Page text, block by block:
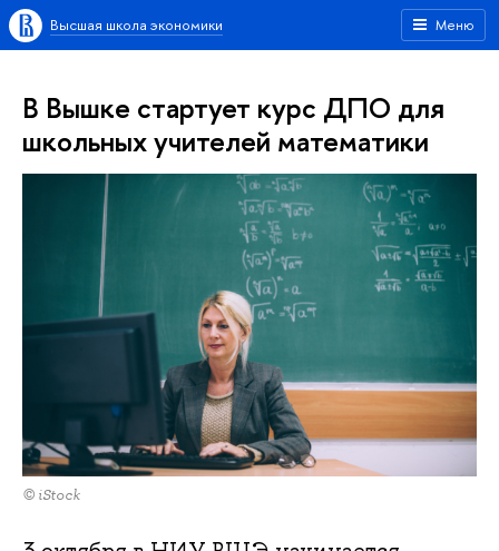
Меню
Высшая школа экономики
В Вышке стартует курс ДПО для
школьных учителей математики
© iStock